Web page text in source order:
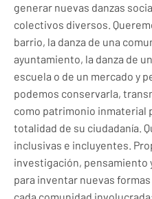
generar nuevas danzas
colectivos diversos.
barrio, la danza de una
ayuntamiento, la danza de
escuela o de un mercado y
podemos conservarla,
como patrimonio inmaterial
totalidad de su ciudadanía.
inclusivas e incluyentes.
investigación, pensamiento
para inventar nuevas